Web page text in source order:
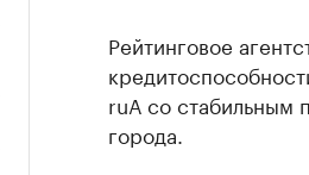
Рейтинговое
ruА со стабильным
города.